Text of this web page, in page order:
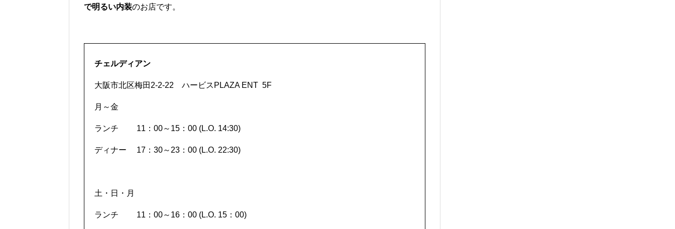
で明るい内装のお店です。
チェルディアン
大阪市北区梅田2-2-22 ハービスPLAZA ENT 5F
月～金
ランチ 11：00～15：00 (L.O. 14:30)
ディナー 17：30～23：00 (L.O. 22:30)
土・日・月
ランチ 11：00～16：00 (L.O. 15：00)